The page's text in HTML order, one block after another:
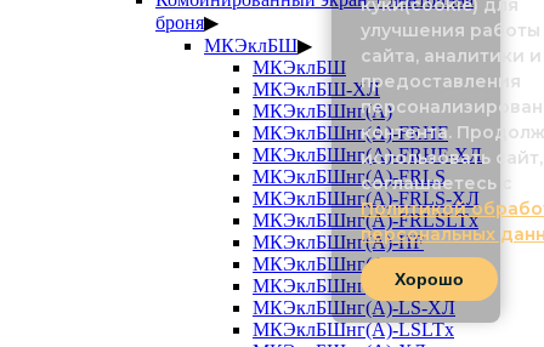
броня▶
МКЭклБШ▶
МКЭклБШ
МКЭклБШ-ХЛ
МКЭклБШнг(А)
МКЭклБШнг(А)-FRHF
МКЭклБШнг(А)-FRHF-ХЛ
МКЭклБШнг(А)-FRLS
МКЭклБШнг(А)-FRLS-ХЛ
МКЭклБШнг(А)-FRLSLTx
МКЭклБШнг(А)-HF
МКЭклБШнг(А)-HF-ХЛ
МКЭклБШнг(А)-LS
МКЭклБШнг(А)-LS-ХЛ
МКЭклБШнг(А)-LSLTx
куки(cookie) для
улучшения работы
сайта, аналитики и
предоставления
контента.
использовать
соглашаетесь с
Политикой
персональных
Хорошо